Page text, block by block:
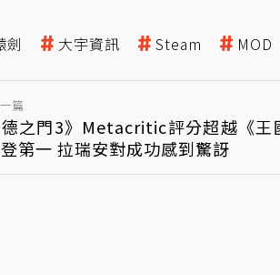
劍 大宇資訊 Steam MOD
篇
德之門3》Metacritic評分超越《王
第一 拉瑞安對成功感到驚訝